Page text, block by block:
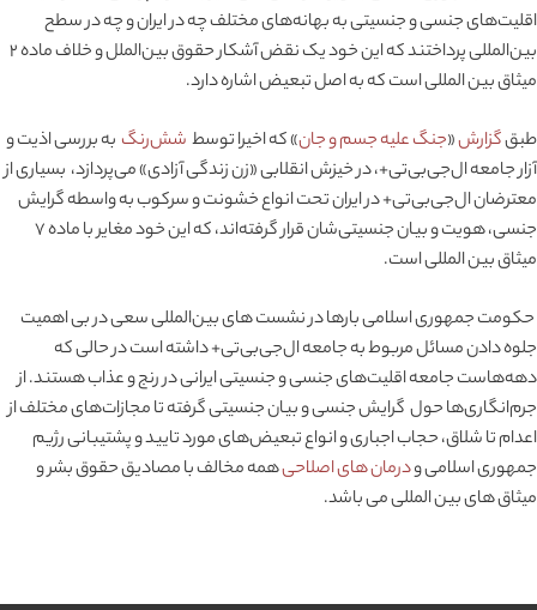
اقلیت‌های جنسی و جنسیتی به بهانه‌های مختلف چه در ایران و چه در سطح
بین‌المللی پرداختند که این خود یک نقض آشکار حقوق بین‌الملل و خلاف ماده ۲
میثاق بین المللی است که به اصل تبعیض اشاره دارد.
طبقگزارش«جنگ علیه جسم و جان» که اخیرا توسط شش‌رنگ به بررسی اذیت و
آزار جامعه ال‌جی‌بی‌تی+، در خیزش انقلابی «زن زندگی آزادی» می‌پردازد، بسیاری از
معترضان ال‌جی‌بی‌تی+ در ایران تحت انواع خشونت و سرکوب به واسطه گرایش
جنسی، هویت و بیان جنسیتی‌شان قرار گرفته‌اند، که این خود مغایر با ماده ۷
میثاق بین المللی است.
حکومت جمهوری اسلامی بارها در نشست های بین‌المللی سعی در بی اهمیت
جلوه دادن مسائل مربوط به جامعه ال‌جی‌بی‌تی+ داشته است در حالی که
دهه‌هاست جامعه اقلیت‌های جنسی و جنسیتی ایرانی در رنج و عذاب هستند. از
جرم‌انگاری‌ها حول گرایش جنسی و بیان جنسیتی گرفته تا مجازات‌های مختلف از
اعدام تا شلاق، حجاب اجباری و انواع تبعیض‌های مورد تایید و پشتیبانی رژیم
جمهوری اسلامی ودرمان های اصلاحیهمه مخالف با مصادیق حقوق بشر و
میثاق های بین المللی می باشد.